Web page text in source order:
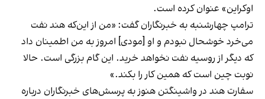
اوکراین» عنوان کرده است.
ترامپ چهارشنبه به خبرنگاران گفت: «من از این‌که هند نفت
می‌خرد خوشحال نبودم و او [مودی] امروز به من اطمینان داد
که دیگر از روسیه نفت نخواهد خرید. این گام بزرگی است. حالا
نوبت چین است که همین کار را بکند.»
سفارت هند در واشینگتن هنوز به پرسش‌های خبرنگاران درباره